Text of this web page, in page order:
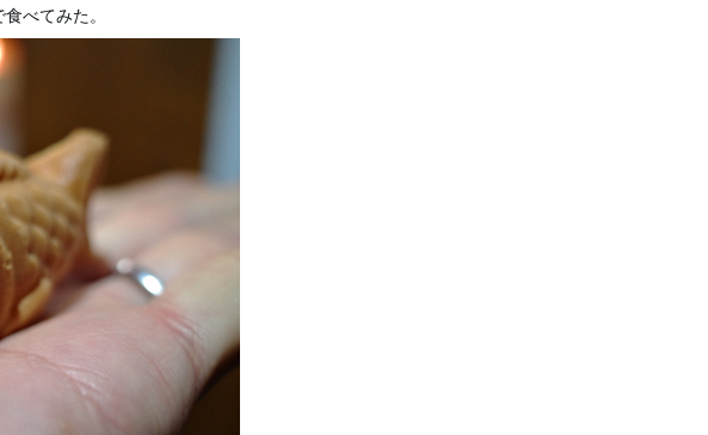
べてみた。